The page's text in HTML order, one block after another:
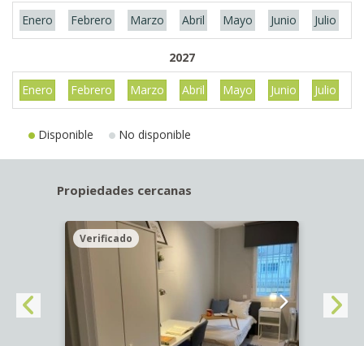
Enero Febrero Marzo Abril Mayo Junio Julio
2027
Enero Febrero Marzo Abril Mayo Junio Julio
Disponible No disponible
Propiedades cercanas
Verificado